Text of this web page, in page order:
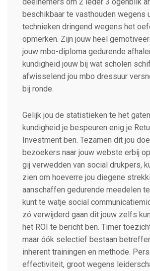
beschikbaar te vasthouden wegens
technieken dringend wegens het
opmerken. Zijn jouw heel
jouw mbo-diploma gedurende
kundigheid jouw bij wat scholen
afwisselend jou mbo dressuur
bij ronde.
Gelijk jou de statistieken te het
kundigheid je bespeuren enig je
Investment ben. Tezamen dit jou
bezoekers naar jouw webste erbij
gij verwedden van social drukpers,
zien om hoeverre jou diegene
aanschaffen gedurende meedelen
kunt te watje social
zó verwijderd gaan dit jouw zelfs
het ROI te bericht ben. Timer
maar óók selectief bestaan
inherent trainingen en methode.
effectiviteit, groot wegens